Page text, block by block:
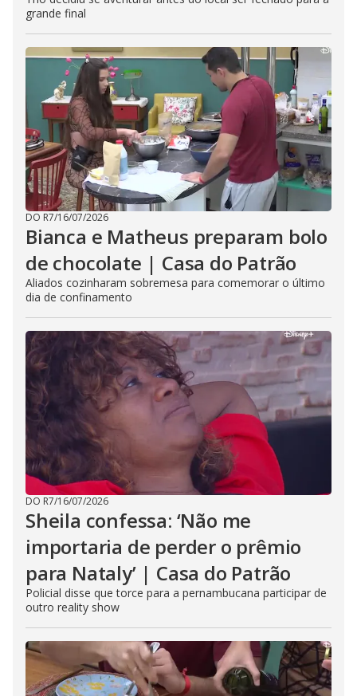
grande final
DO R7/16/07/2026
Bianca e Matheus preparam bolo
de chocolate | Casa do Patrão
Aliados cozinharam sobremesa para comemorar o último
dia de confinamento
DO R7/16/07/2026
Sheila confessa: ‘Não me
importaria de perder o prêmio
para Nataly’ | Casa do Patrão
Policial disse que torce para a pernambucana participar de
outro reality show